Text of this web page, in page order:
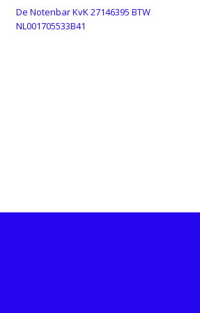
De Notenbar KvK 27146395 BTW
NL001705533B41